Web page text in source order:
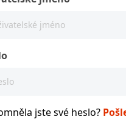
jste své heslo?